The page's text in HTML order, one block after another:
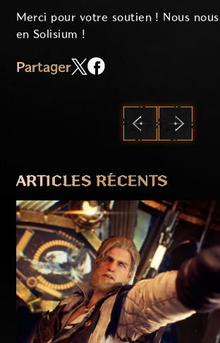
Merci pour votre soutien ! Nous
en Solisium !
Partager
ARTICLES RÉCENTS